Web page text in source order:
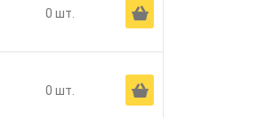
0 шт. Ä
0 шт. Ä